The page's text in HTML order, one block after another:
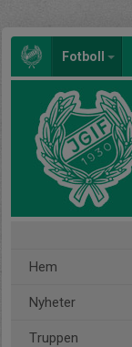
Fotboll
Hem
Nyheter
Truppen